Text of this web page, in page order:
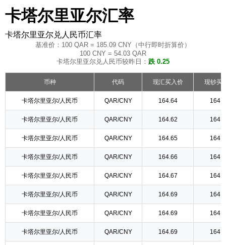
卡塔尔里亚尔汇率
卡塔尔里亚尔兑人民币汇率
基准价：100 QAR = 185.09 CNY（中行即时折算价）
100 CNY = 54.03 QAR
卡塔尔里亚尔兑人民币较昨日： 跌 0.25
币种 代码 现汇买入价 现钞买
卡塔尔里亚尔/人民币 QAR/CNY 164.64
卡塔尔里亚尔/人民币 QAR/CNY 164.62
卡塔尔里亚尔/人民币 QAR/CNY 164.65
卡塔尔里亚尔/人民币 QAR/CNY 164.66
卡塔尔里亚尔/人民币 QAR/CNY 164.67
卡塔尔里亚尔/人民币 QAR/CNY 164.69
卡塔尔里亚尔/人民币 QAR/CNY 164.69
卡塔尔里亚尔/人民币 QAR/CNY 164.69